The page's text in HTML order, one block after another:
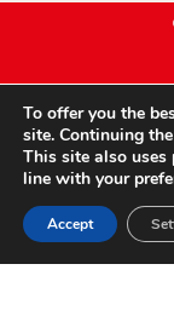
To offer you the
site. Continuing
This site also
line with your
Accept